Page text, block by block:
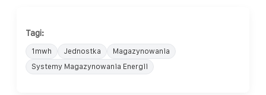
Tagi:
1mwh Jednostka
Magazynowania
Systemy Magazynowania Energii